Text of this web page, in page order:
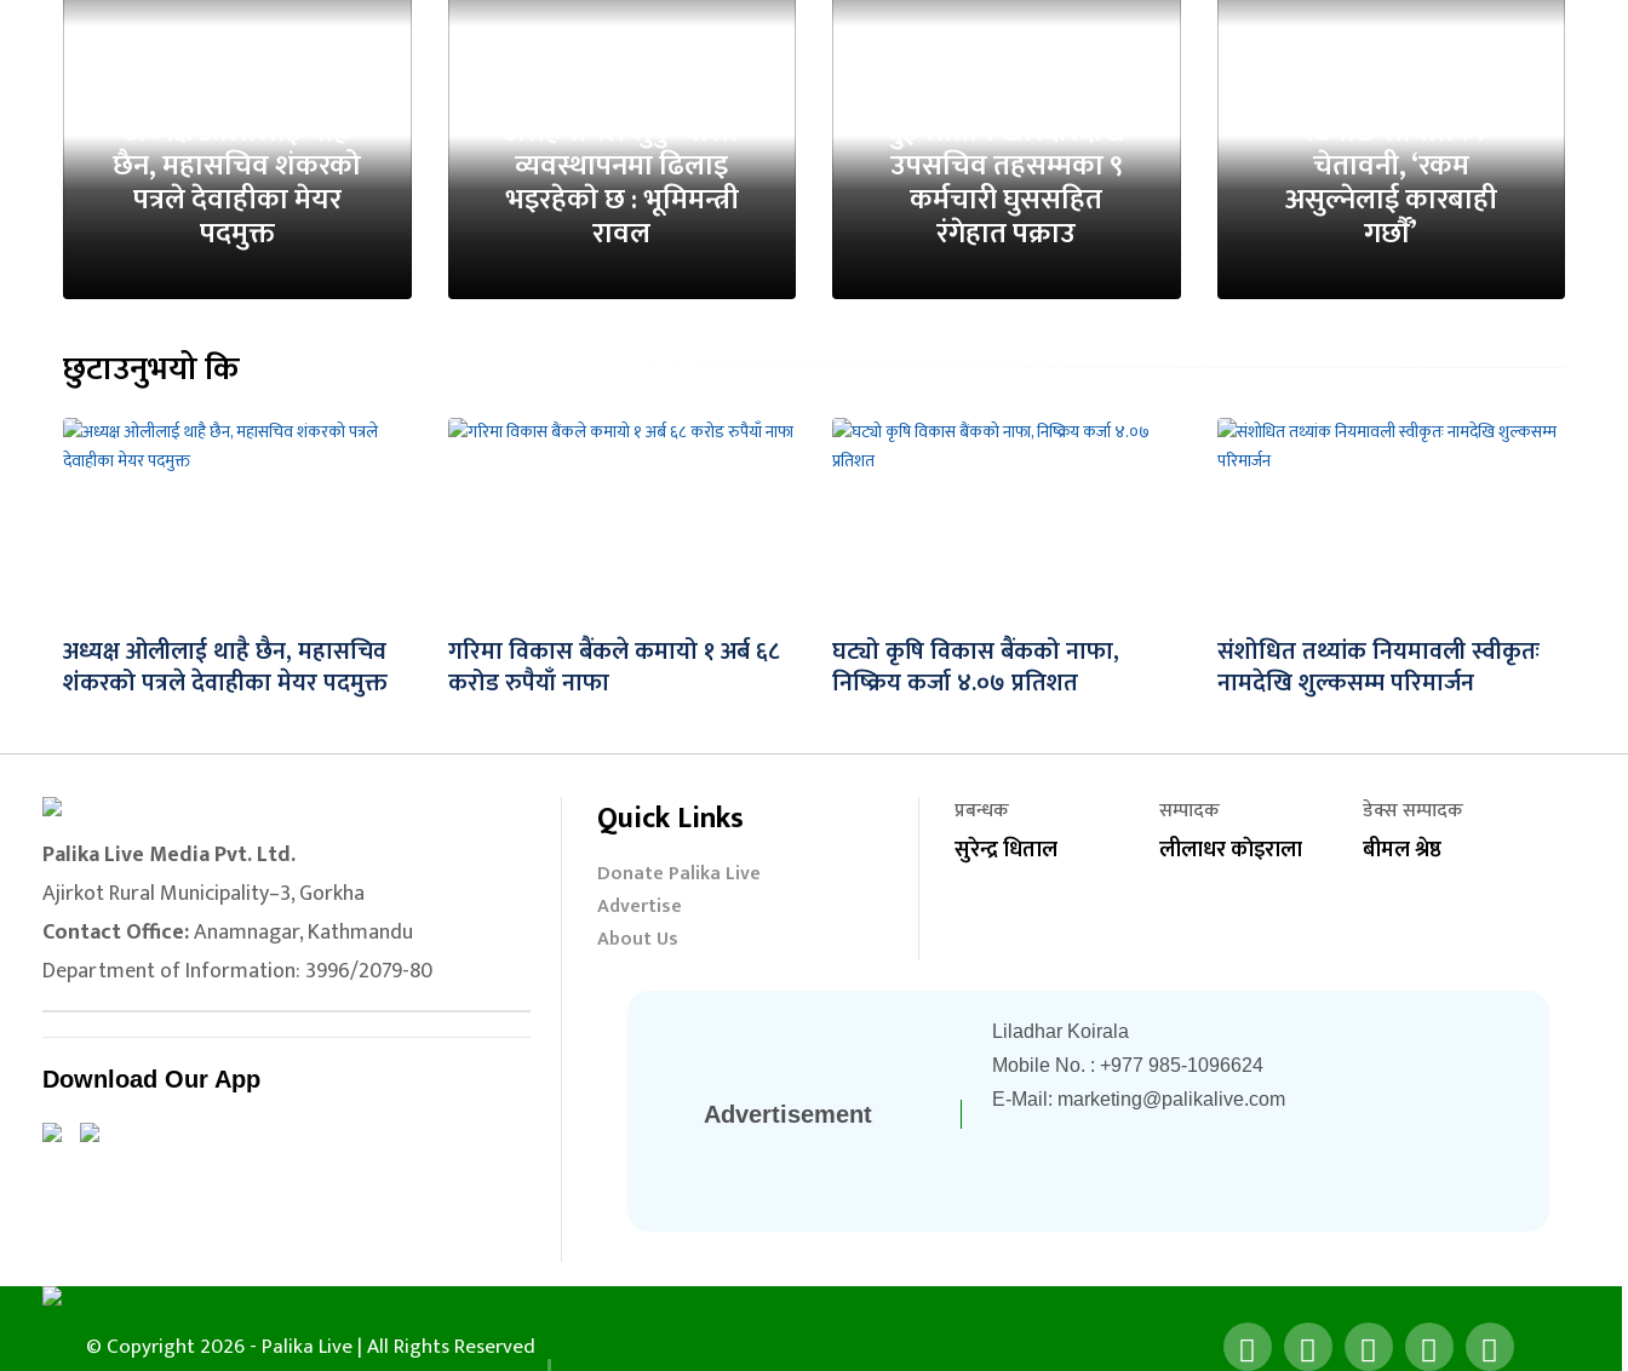
अध्यक्ष ओलीलाई थाहै
छैन, महासचिव शंकरको
पत्रले देवाहीका मेयर
पदमुक्त
असहयोगले सुकुम्वासी
व्यवस्थापनमा ढिलाइ
भइरहेकाे छ : भूमिमन्त्री
रावल
दुई सातामै खरिदारदेखि
उपसचिव तहसम्मका ९
कर्मचारी घुससहित
रंगेहात पक्राउ
बढेपछि समितिको
चेतावनी, ‘रकम
असुल्नेलाई कारबाही
गर्छाैं’
छुटाउनुभयो कि
अध्यक्ष ओलीलाई थाहै छैन, महासचिव
शंकरको पत्रले देवाहीका मेयर पदमुक्त
गरिमा विकास बैंकले कमायो १ अर्ब ६८
करोड रुपैयाँ नाफा
घट्यो कृषि विकास बैंकको नाफा,
निष्क्रिय कर्जा ४.०७ प्रतिशत
संशोधित तथ्यांक नियमावली स्वीकृतः
नामदेखि शुल्कसम्म परिमार्जन
Palika Live Media Pvt. Ltd.
Ajirkot Rural Municipality–3, Gorkha
Contact Office:Anamnagar, Kathmandu
Department of Information: 3996/2079-80
Download Our App
Quick Links
Donate Palika Live
Advertise
About Us
प्रबन्धक
सुरेन्द्र धिताल
सम्पादक
लीलाधर काेइराला
डेक्स सम्पादक
बीमल श्रेष्ठ
Advertisement
Liladhar Koirala
Mobile No. : +977 985-1096624
E-Mail: marketing@palikalive.com
© Copyright 2026 - Palika Live | All Rights Reserved